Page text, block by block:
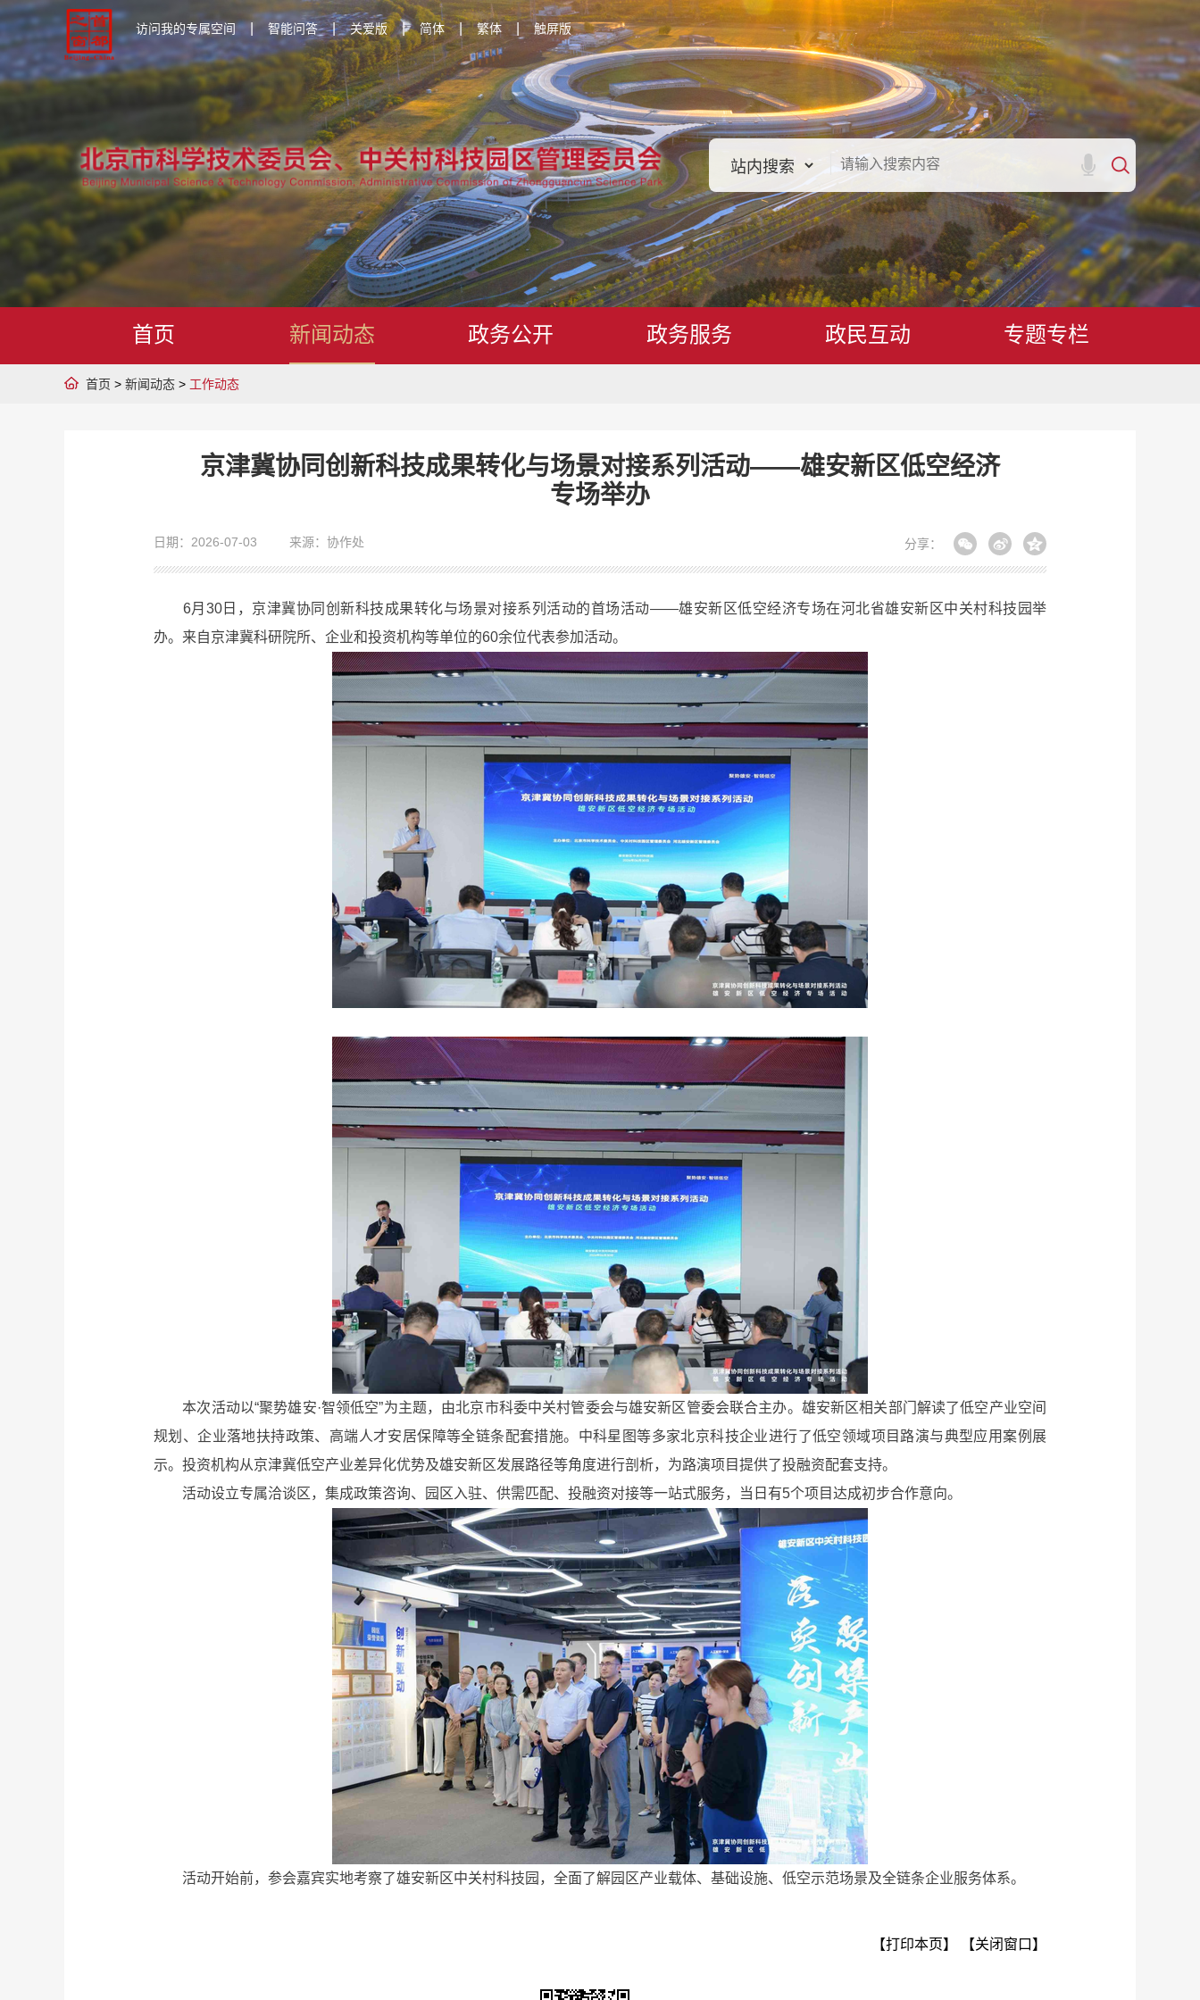
访问我的专属空间 智能问答 | 关爱版 | 简体 | 繁体 触屏版
首页 新闻动态 政务公开 政务服务 政民互动 专题专栏
首页 > 新闻动态 > 工作动态
京津冀协同创新科技成果转化与场景对接系列活动——雄安新区低空经济
专场举办
日期：2026-07-03 来源：协作处 分享：
6月30日，京津冀协同创新科技成果转化与场景对接系列活动的首场活动——雄安新区低空经济专场在河北省雄安新区中关村科技园举
办。来自京津冀科研院所、企业和投资机构等单位的60余位代表参加活动。
本次活动以“聚势雄安·智领低空”为主题，由北京市科委中关村管委会与雄安新区管委会联合主办。雄安新区相关部门解读了低空产业空间
规划、企业落地扶持政策、高端人才安居保障等全链条配套措施。中科星图等多家北京科技企业进行了低空领域项目路演与典型应用案例展
示。投资机构从京津冀低空产业差异化优势及雄安新区发展路径等角度进行剖析，为路演项目提供了投融资配套支持。
活动设立专属洽谈区，集成政策咨询、园区入驻、供需匹配、投融资对接等一站式服务，当日有5个项目达成初步合作意向。
活动开始前，参会嘉宾实地考察了雄安新区中关村科技园，全面了解园区产业载体、基础设施、低空示范场景及全链条企业服务体系。
【打印本页】 【关闭窗口】